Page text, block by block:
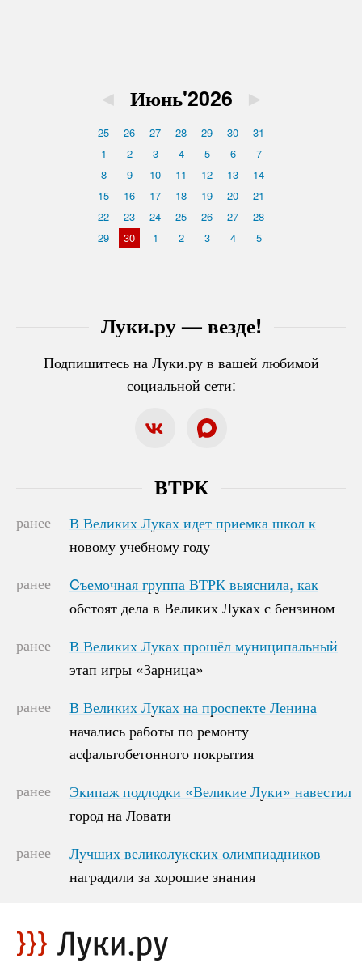
Луки.ру — везде!
Подпишитесь на Луки.ру в вашей любимой
социальной сети:
◄ Июнь'2026 ►
25 26 27 28 29 30
31
1
2 3 4 5 6
7
8
9 10 11 12 13
14
15
16 17 18 19 20
21
22
23 24 25 26 27
28
29
30 1 2 3 4 5
ВТРК
ранее
В Великих Луках идет приемка школ к
новому учебному году
В Великих Луках идет приемка школ к
новому учебному году
ранее
Cъемочная группа ВТРК выяснила, как
обстоят дела в Великих Луках с бензином
Cъемочная группа ВТРК выяснила, как
обстоят дела в Великих Луках с бензином
ранее
В Великих Луках прошёл муниципальный
этап игры «Зарница»
В Великих Луках прошёл муниципальный
этап игры «Зарница»
ранее
В Великих Луках на проспекте Ленина
начались работы по ремонту
асфальтобетонного покрытия
В Великих Луках на проспекте Ленина
начались работы по ремонту
асфальтобетонного покрытия
ранее
Экипаж подлодки «Великие Луки» навестил
город на Ловати
Экипаж подлодки «Великие Луки» навестил
город на Ловати
ранее
Лучших великолукских олимпиадников
наградили за хорошие знания
Лучших великолукских олимпиадников
наградили за хорошие знания